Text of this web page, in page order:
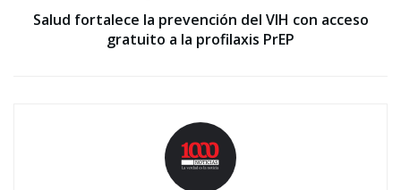
Salud fortalece la prevención del VIH con acceso
gratuito a la profilaxis PrEP